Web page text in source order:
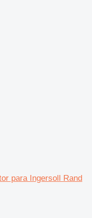
para Ingersoll Rand